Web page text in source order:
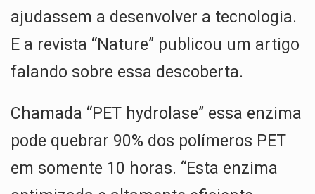
ajudassem a desenvolver a tecnologia.
E a revista “Nature” publicou um artigo
falando sobre essa descoberta.
Chamada “PET hydrolase” essa enzima
pode quebrar 90% dos polímeros PET
em somente 10 horas. “Esta enzima